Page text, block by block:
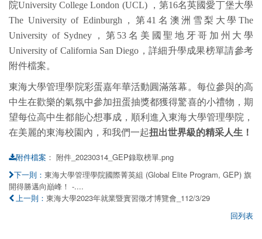
院University College London (UCL) ，第16名英國愛丁堡大學
The University of Edinburgh，第41名澳洲雪梨大學The
University of Sydney，第53名美國聖地牙哥加州大學
University of California San Diego，詳細升學成果榜單請參考
附件檔案。
東海大學管理學院彩蛋嘉年華活動圓滿落幕。每位參與的高
中生在歡樂的氣氛中參加扭蛋抽獎都獲得驚喜的小禮物，期
望每位高中生都能心想事成，順利進入東海大學管理學院，
在美麗的東海校園內，和我們一起扭出世界級的精采人生！
附件檔案 ： 附件_20230314_GEP錄取榜單.png
下一則： 東海大學管理學院國際菁英組 (Global Elite Program, GEP) 旗
開得勝邁向巔峰！ -....
上一則： 東海大學2023年就業暨實習徵才博覽會_112/3/29
回列表